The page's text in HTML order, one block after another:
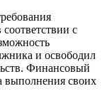
с
и освободил
Финансовый
выполнения своих